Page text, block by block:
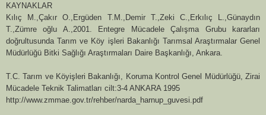
KAYNAKLAR
Kılıç M.,Çakır O.,Ergüden T.M.,Demir T.,Zeki C.,Erkılıç L.,Günaydın
T.,Zümre oğlu A.,2001. Entegre Mücadele Çalışma Grubu kararları
doğrultusunda Tarım ve Köy işleri Bakanlığı Tarımsal Araştırmalar Genel
Müdürlüğü Bitki Sağlığı Araştırmaları Daire Başkanlığı, Ankara.
T.C. Tarım ve Köyişleri Bakanlığı, Koruma Kontrol Genel Müdürlüğü, Zirai
Mücadele Teknik Talimatları cilt:3-4 ANKARA 1995
http://www.zmmae.gov.tr/rehber/narda_harnup_guvesi.pdf